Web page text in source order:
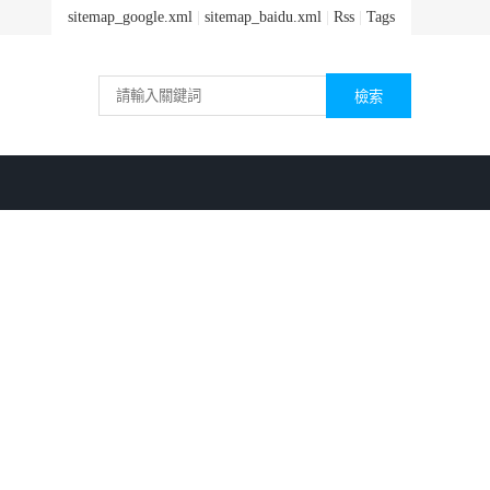
sitemap_google.xml sitemap_baidu.xml Rss Tags